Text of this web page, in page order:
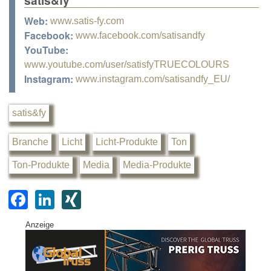
Web: www.satis-fy.com
Facebook: www.facebook.com/satisandfy
YouTube:
www.youtube.com/user/satisfyTRUECOLOURS
Instagram: www.instagram.com/satisandfy_EU/
satis&fy
Branche Licht Licht-Produkte Ton
Ton-Produkte Media Media-Produkte
F
a
c
e
Li
k
e
G
Anzeige